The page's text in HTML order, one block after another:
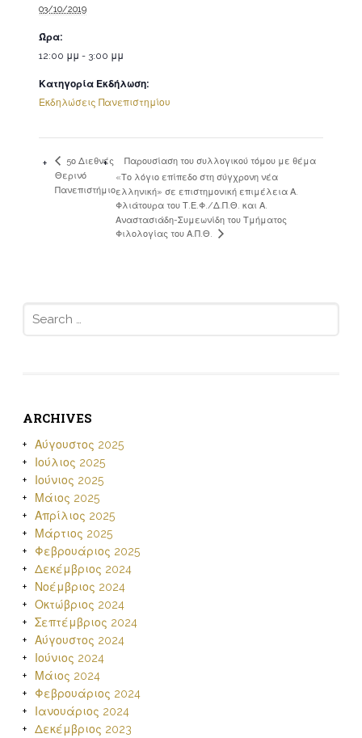
03/10/2019
Ώρα:
12:00 μμ - 3:00 μμ
Κατηγορία Εκδήλωση:
Εκδηλώσεις Πανεπιστημίου
5ο Διεθνές
Θερινό
Πανεπιστήμιο
Παρουσίαση του συλλογικού τόμου με θέμα
«Το λόγιο επίπεδο στη σύγχρονη νέα
ελληνική» σε επιστημονική επιμέλεια Α.
Φλιάτουρα του Τ.Ε.Φ./Δ.Π.Θ. και Α.
Αναστασιάδη-Συμεωνίδη του Τμήματος
Φιλολογίας του Α.Π.Θ.
ARCHIVES
Αύγουστος 2025
Ιούλιος 2025
Ιούνιος 2025
Μάιος 2025
Απρίλιος 2025
Μάρτιος 2025
Φεβρουάριος 2025
Δεκέμβριος 2024
Νοέμβριος 2024
Οκτώβριος 2024
Σεπτέμβριος 2024
Αύγουστος 2024
Ιούνιος 2024
Μάιος 2024
Φεβρουάριος 2024
Ιανουάριος 2024
Δεκέμβριος 2023